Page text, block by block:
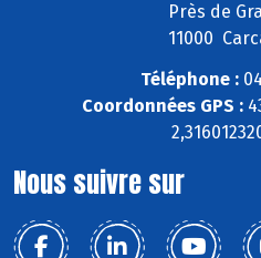
Près de
11000
Téléphone :
Coordonnées GPS :
Nous suivre sur